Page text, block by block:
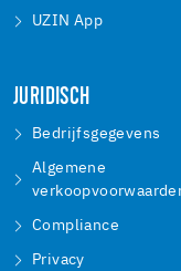
UZIN App
JURIDISCH
Bedrijfsgegevens
Algemene
Compliance
Privacy